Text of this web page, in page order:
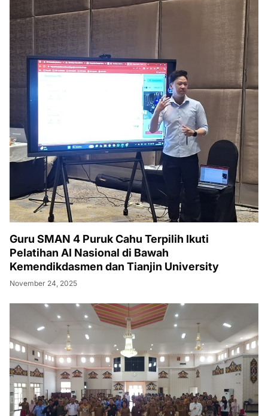
Guru SMAN 4 Puruk Cahu Terpilih Ikuti
Pelatihan AI Nasional di Bawah
Kemendikdasmen dan Tianjin University
November 24, 2025